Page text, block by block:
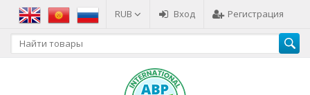
RUB Вход Регистрация